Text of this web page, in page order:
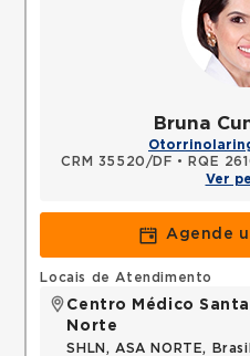
Bruna
CRM 35520/DF •
RQE
Ver
Agende
Locais de Atendimento
Centro Médico
Norte
SHLN, ASA NORTE,